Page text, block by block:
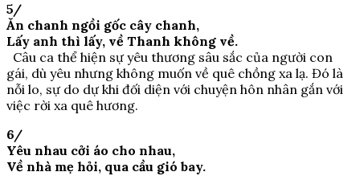
5/
Ăn chanh ngồi gốc cây chanh,
Lấy anh thì lấy, về Thanh không về.
Câu ca thể hiện sự yêu thương sâu sắc của người con
gái, dù yêu nhưng không muốn về quê chồng xa lạ. Đó là
nỗi lo, sự do dự khi đối diện với chuyện hôn nhân gắn với
việc rời xa quê hương.
6/
Yêu nhau cởi áo cho nhau,
Về nhà mẹ hỏi, qua cầu gió bay.